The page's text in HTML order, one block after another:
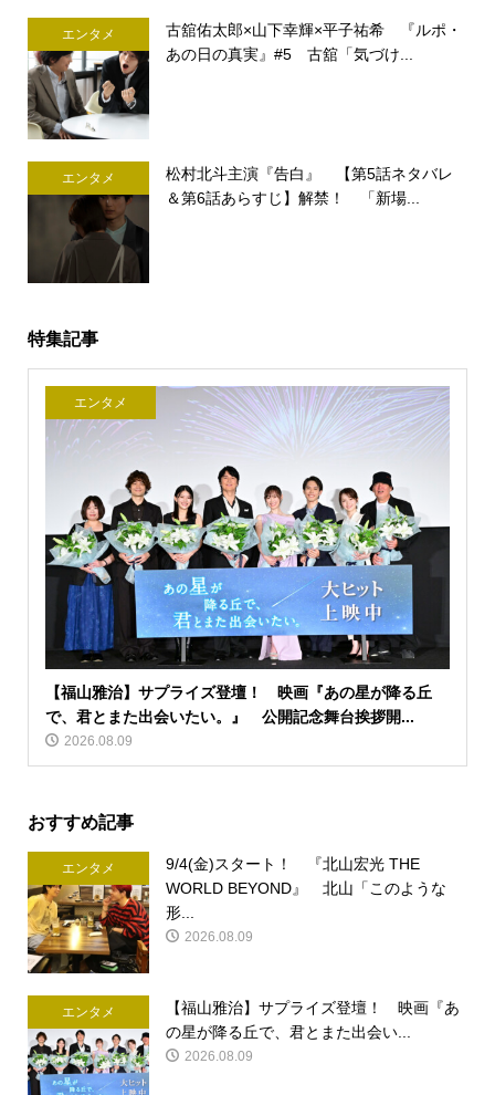
エンタメ
古舘佑太郎×山下幸輝×平子祐希 『ルポ・
あの日の真実』#5 古舘「気づけ...
エンタメ
松村北斗主演『告白』 【第5話ネタバレ
＆第6話あらすじ】解禁！ 「新場...
特集記事
エンタメ
【福山雅治】サプライズ登壇！ 映画『あの星が降る丘
で、君とまた出会いたい。』 公開記念舞台挨拶開...
2026.08.09
おすすめ記事
エンタメ
9/4(金)スタート！ 『北山宏光 THE
WORLD BEYOND』 北山「このような
形...
2026.08.09
エンタメ
【福山雅治】サプライズ登壇！ 映画『あ
の星が降る丘で、君とまた出会い...
2026.08.09